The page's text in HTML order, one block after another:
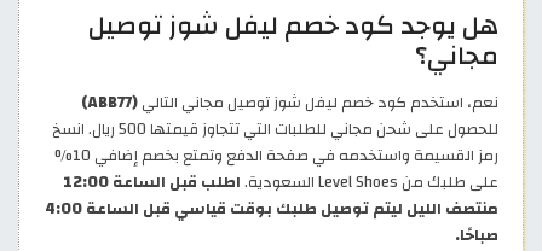
هل يوجد كود خصم ليفل شوز توصيل
مجاني؟
نعم، استخدم كود خصم ليفل شوز توصيل مجاني التالي(ABB77)
للحصول على شحن مجاني للطلبات التي تتجاوز قيمتها 500 ريال. انسخ
رمز القسيمة واستخدمه في صفحة الدفع وتمتع بخصم إضافي 10%
على طلبك من Level Shoes السعودية.
اطلب قبل الساعة 12:00
منتصف الليل ليتم توصيل طلبك بوقت قياسي قبل الساعة 4:00
صباحًا.